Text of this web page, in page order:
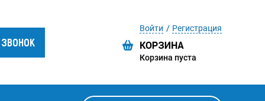
Войти Регистрация
Корзина пуста